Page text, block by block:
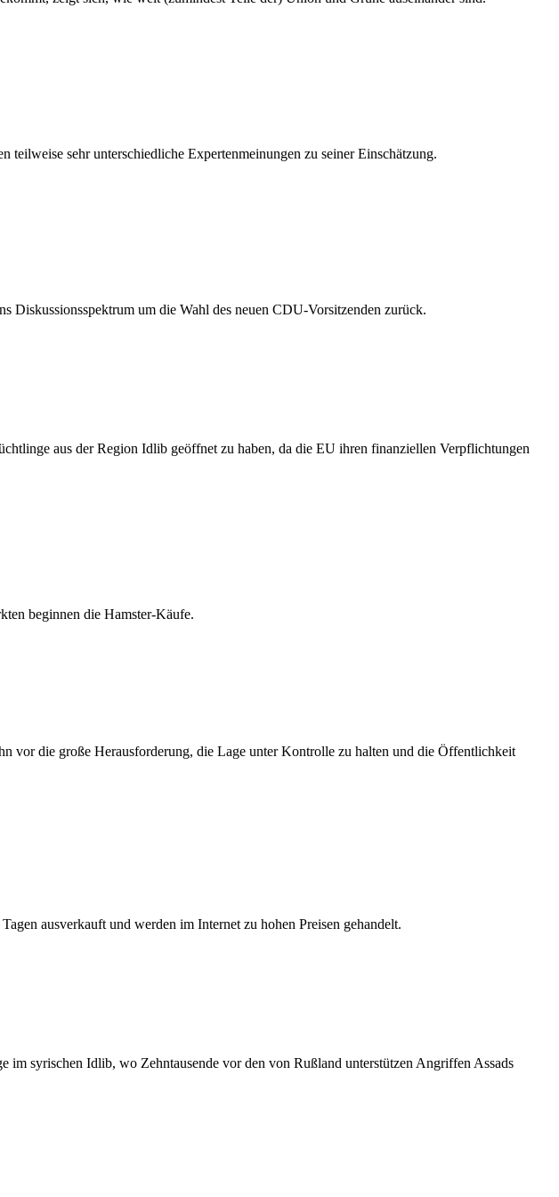
sehr unterschiedliche Expertenmeinungen zu seiner Einschätzung.
um die Wahl des neuen CDU-Vorsitzenden zurück.
aus der Region Idlib geöffnet zu haben, da die EU ihren finanziellen Verpflichtungen
beginnen die Hamster-Käufe.
vor die große Herausforderung, die Lage unter Kontrolle zu halten und die Öffentlichkeit
ausverkauft und werden im Internet zu hohen Preisen gehandelt.
im syrischen Idlib, wo Zehntausende vor den von Rußland unterstützen Angriffen Assads